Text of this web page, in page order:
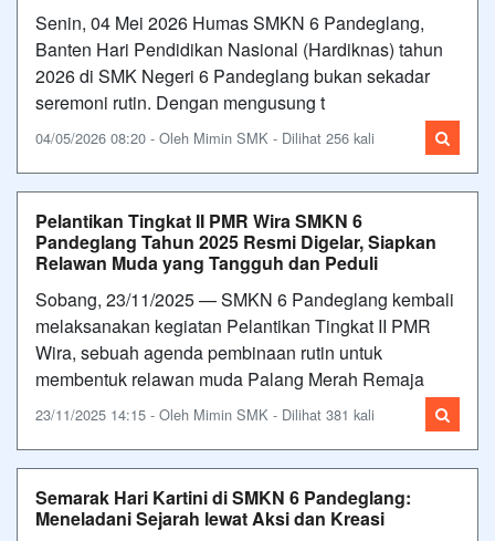
Senin, 04 Mei 2026 Humas SMKN 6 Pandeglang,
Banten Hari Pendidikan Nasional (Hardiknas) tahun
2026 di SMK Negeri 6 Pandeglang bukan sekadar
seremoni rutin. Dengan mengusung t
04/05/2026 08:20 - Oleh Mimin SMK - Dilihat 256 kali
Pelantikan Tingkat II PMR Wira SMKN 6
Pandeglang Tahun 2025 Resmi Digelar, Siapkan
Relawan Muda yang Tangguh dan Peduli
Sobang, 23/11/2025 — SMKN 6 Pandeglang kembali
melaksanakan kegiatan Pelantikan Tingkat II PMR
Wira, sebuah agenda pembinaan rutin untuk
membentuk relawan muda Palang Merah Remaja
23/11/2025 14:15 - Oleh Mimin SMK - Dilihat 381 kali
Semarak Hari Kartini di SMKN 6 Pandeglang:
Meneladani Sejarah lewat Aksi dan Kreasi